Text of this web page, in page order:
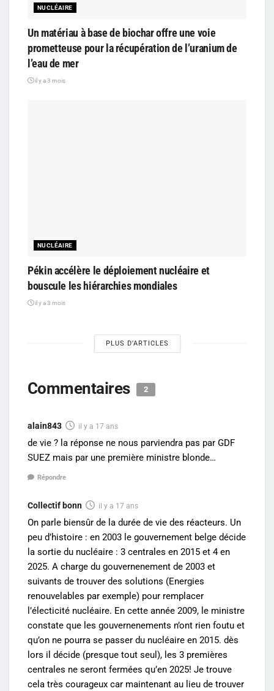
NUCLÉAIRE
Un matériau à base de biochar offre une voie
prometteuse pour la récupération de l’uranium de
l’eau de mer
il y a 3 mois
NUCLÉAIRE
Pékin accélère le déploiement nucléaire et
bouscule les hiérarchies mondiales
il y a 3 mois
PLUS D'ARTICLES
Commentaires 2
alain843 il y a 17 ans
de vie ? la réponse ne nous parviendra pas par GDF
SUEZ mais par une première ministre blonde…
Répondre
Collectif bonn il y a 17 ans
On parle biensûr de la durée de vie des réacteurs. Un
peu d’histoire : en 2003 le gouvernement belge décide
la sortie du nucléaire : 3 centrales en 2015 et 4 en
2025. A charge du gouvernenement de 2003 et
suivants de trouver des solutions (Energies
renouvelables par exemple) pour remplacer
l’électicité nucléaire. En cette année 2009, le ministre
constate que les gouvernenements n’ont rien foutu et
qu’on ne pourra se passer du nucléaire en 2015. dès
lors il décide (presque tout seul), les 3 premières
centrales ne seront fermées qu’en 2025! Je trouve
cela très courageux car maintenant au lieu de trouver